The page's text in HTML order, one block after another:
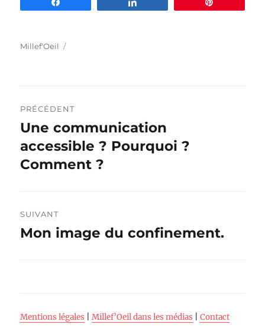
Auteur
Millef'Oeil
de
l’article
PRÉCÉDENT
Publication
précédente :
Une communication
accessible ? Pourquoi ?
Comment ?
SUIVANT
Publication
Mon image du confinement.
Mentions légales |Millef’Oeil dans les médias |Contact